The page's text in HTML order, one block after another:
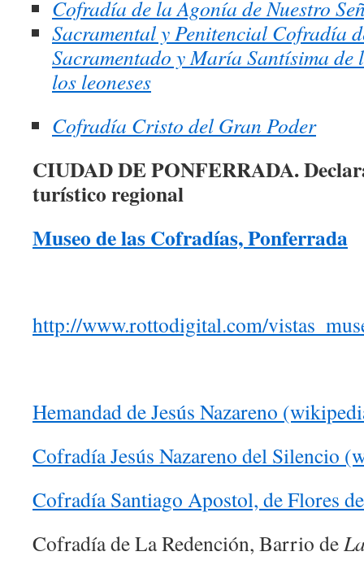
Cofradía de la Agonía de Nuestro
Sacramental y Penitencial Cofradía
Sacramentado y María Santísima de
los leoneses
Cofradía Cristo del Gran Poder
CIUDAD DE PONFERRADA.
turístico regional
Museo de las Cofradías, Ponferrada
http://www.rottodigital.com/
Hemandad de Jesús Nazareno
Cofradía Jesús Nazareno del Silencio
Cofradía Santiago Apostol, de Flores
Cofradía de La Redención, Barrio de